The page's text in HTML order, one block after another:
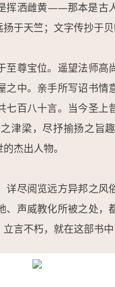
挥洒雌黄——那本是古
天竺；文字传抄于贝
尊宝位。遥望法师高
中。亲手所写诏书情
百八十言。当今圣上
津梁，尽抒揄扬之旨
杰出人物。
尽阅览远方异邦之风
声威教化所被之处，
言不朽，就在这部书中